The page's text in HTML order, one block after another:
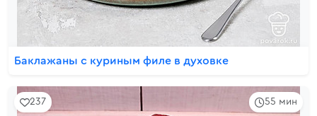
Баклажаны с куриным филе в духовке
55 мин
237